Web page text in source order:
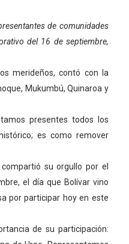
Prehospitalaria
de ruralidad
a
Materna
cultura a niños del
en una enriquecedora
de comunidades
del 16 de septiembre,
merideños, contó con la
Mukumbú, Quinaroa y
presentes todos los
es como remover
su orgullo por el
el día que Bolívar vino
por participar hoy en este
de su participación: